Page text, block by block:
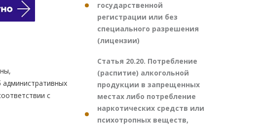
с
государственной
регистрации или без
специального разрешения
(лицензии)
Статья 20.20. Потребление
(распитие) алкогольной
продукции в запрещенных
местах либо потребление
наркотических средств или
психотропных веществ,